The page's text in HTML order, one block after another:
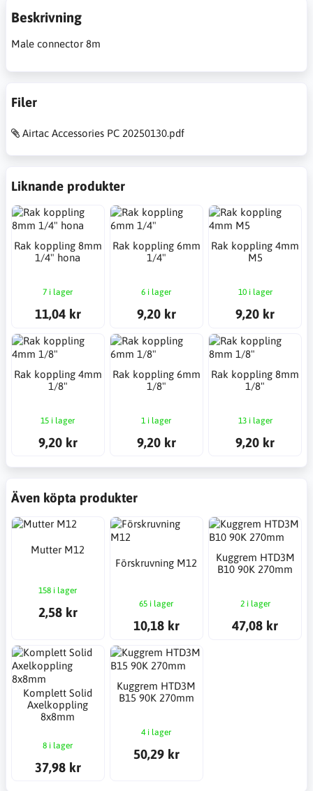
Beskrivning
Male connector 8m
Filer
Airtac Accessories PC 20250130.pdf
Liknande produkter
Rak koppling 8mm
1/4" hona
7 i lager
11,04 kr
Rak koppling 6mm
1/4"
6 i lager
9,20 kr
Rak koppling 4mm
M5
10 i lager
9,20 kr
Rak koppling 4mm
1/8"
15 i lager
9,20 kr
Rak koppling 6mm
1/8"
1 i lager
9,20 kr
Rak koppling 8mm
1/8"
13 i lager
9,20 kr
Även köpta produkter
Mutter M12
158 i lager
2,58 kr
Förskruvning M12
65 i lager
10,18 kr
Kuggrem HTD3M
B10 90K 270mm
2 i lager
47,08 kr
Komplett Solid
Axelkoppling
8x8mm
8 i lager
37,98 kr
Kuggrem HTD3M
B15 90K 270mm
4 i lager
50,29 kr